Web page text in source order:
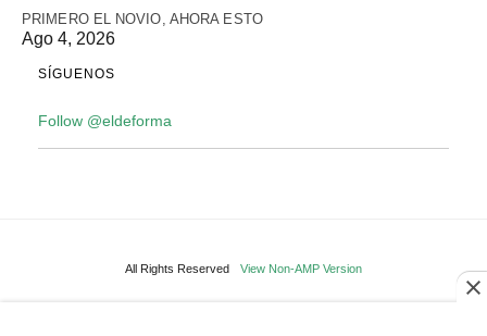
PRIMERO EL NOVIO, AHORA ESTO
Ago 4, 2026
SÍGUENOS
Follow @eldeforma
All Rights Reserved View Non-AMP Version